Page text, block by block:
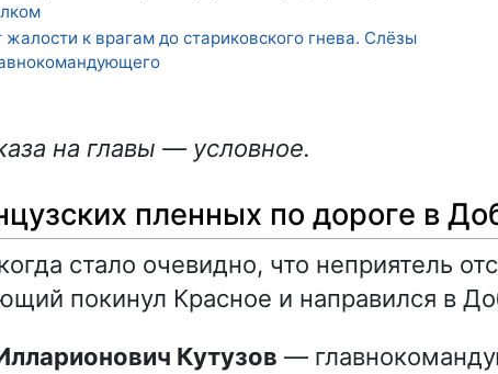
жалости к врагам до стариковского гнева. Слёзы
на главы — условное.
пленных по дороге в
стало очевидно, что неприятель
покинул Красное и направился в
Илларионович Кутузов —